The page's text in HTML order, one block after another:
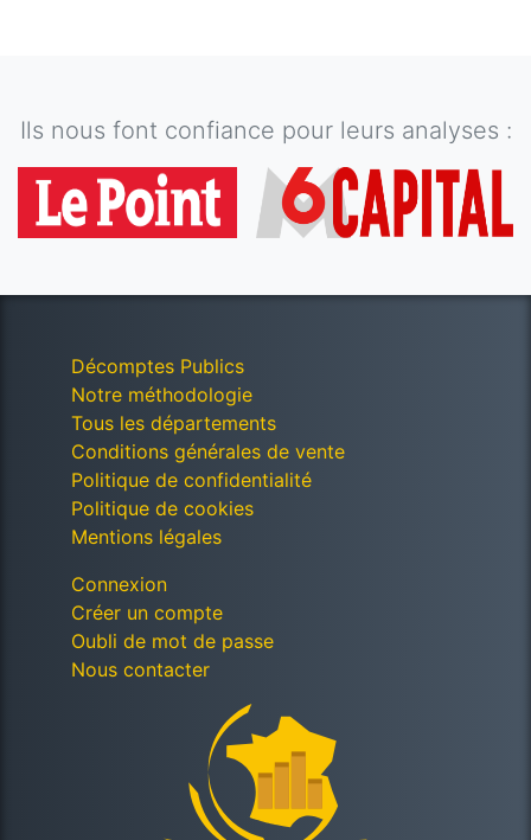
Ils nous font confiance pour leurs analyses :
Décomptes Publics
Notre méthodologie
Tous les départements
Conditions générales de vente
Politique de confidentialité
Politique de cookies
Mentions légales
Connexion
Créer un compte
Oubli de mot de passe
Nous contacter